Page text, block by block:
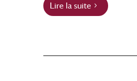
Lire la suite